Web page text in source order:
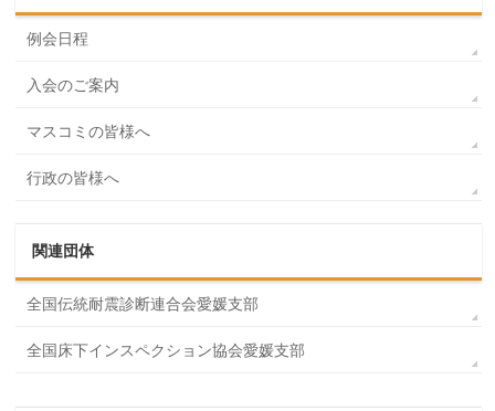
例会日程
入会のご案内
マスコミの皆様へ
行政の皆様へ
関連団体
全国伝統耐震診断連合会愛媛支部
全国床下インスペクション協会愛媛支部